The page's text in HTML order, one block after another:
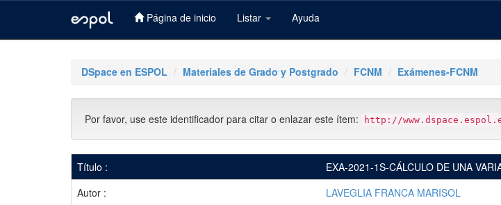
Página de inicio Listar Ayuda
DSpace en ESPOL Materiales de Grado y Postgrado FCNM Exámenes-FCNM
Por favor, use este identificador para citar o enlazar este ítem: http://
Título :
EXA-2021-1S-CÁLCULO DE UNA
Autor :
LAVEGLIA FRANCA MARISOL